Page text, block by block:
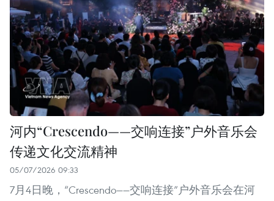
河内“Crescendo——交响连接”户外音乐会
传递文化交流精神
05/07/2026 09:33
7月4日晚，“Crescendo——交响连接”户外音乐会在河